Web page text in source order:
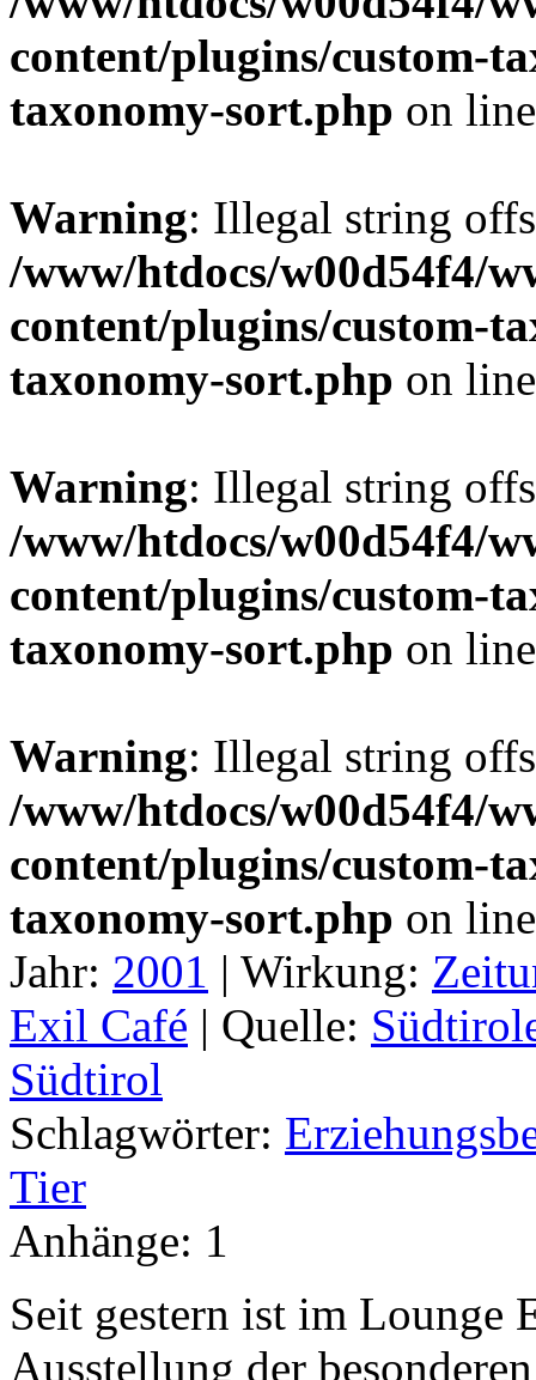
content/plugins/custom-
taxonomy-sort.php on
Warning: Illegal string
/www/htdocs/w00d54f4/
content/plugins/custom-
taxonomy-sort.php on
Warning: Illegal string
/www/htdocs/w00d54f4/
content/plugins/custom-
taxonomy-sort.php on
Warning: Illegal string
/www/htdocs/w00d54f4/
content/plugins/custom-
taxonomy-sort.php on
Jahr: 2001 | Wirkung:
Exil Café | Quelle:
Südtirol
Schlagwörter:
Tier
Anhänge: 1
Seit gestern ist im Lounge
Ausstellung der